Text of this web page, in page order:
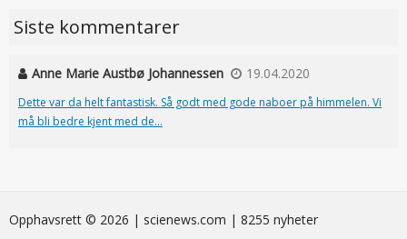
Siste kommentarer
Anne Marie Austbø Johannessen 19.04.2020
Dette var da helt fantastisk. Så godt med gode naboer på himmelen. Vi
må bli bedre kjent med de...
Opphavsrett © 2026 | scienews.com | 8255 nyheter